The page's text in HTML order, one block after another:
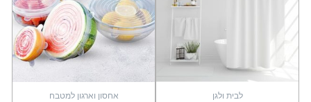
לבית ולגן
סוגים.
את
האפשרויות
בעמוד
אחסון וארגון למטבח